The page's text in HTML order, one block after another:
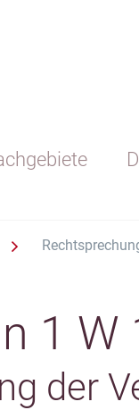
1
der